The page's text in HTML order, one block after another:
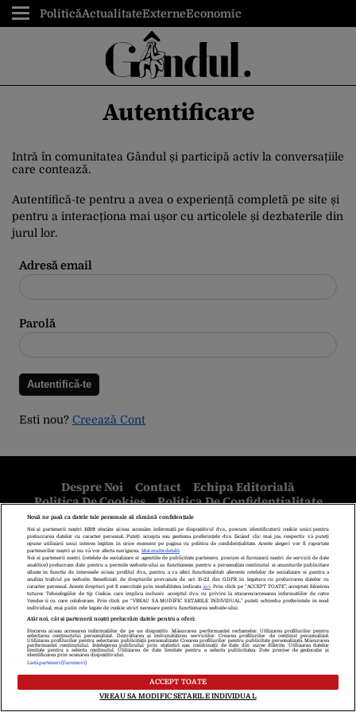
PoliticăActualitateExterneEconomic
Autentificare
Intră în comunitatea Gândul și participă activ la conversațiile
care contează.
Autentifică-te pentru a avea o experiență completă pe site și
pentru a interacționa mai ușor cu articolele și dezbaterile din
jurul lor.
Adresă email
Parolă
Esti nou? Creează Cont
Despre Noi Contact
Echipa Editorială
Politica De Cookies
Politica De Confidențialitate
Termeni Și Condiții
copyright © 2026
Citarea se poate face în limita a 250 de semne. Nici o instituţie sau persoană
(site-uri, instituţii mass-media, firme de monitorizare) nu poate reproduce
integral scrierile publicistice purtătoare de Drepturi de Autor.
Decizia ONJN nr. 1598/16.09.2021. Jocurile de noroc sunt interzise
minorilor.